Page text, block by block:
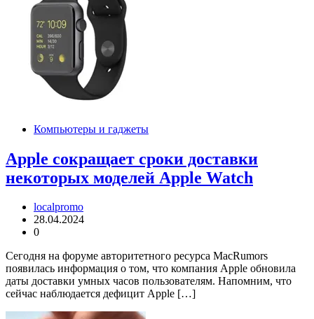
Компьютеры и гаджеты
Apple сокращает сроки доставки
некоторых моделей Apple Watch
localpromo
28.04.2024
0
Сегодня на форуме авторитетного ресурса MacRumors
появилась информация о том, что компания Apple обновила
даты доставки умных часов пользователям. Напомним, что
сейчас наблюдается дефицит Apple […]